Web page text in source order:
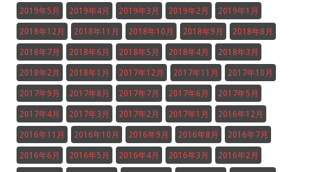
2019年5月 2019年4月 2019年3月 2019年2月 2019年1月
2018年12月 2018年11月 2018年10月 2018年9月 2018年8月
2018年7月 2018年6月 2018年5月 2018年4月 2018年3月
2018年2月 2018年1月 2017年12月 2017年11月 2017年10月
2017年9月 2017年8月 2017年7月 2017年6月 2017年5月
2017年4月 2017年3月 2017年2月 2017年1月 2016年12月
2016年11月 2016年10月 2016年9月 2016年8月 2016年7月
2016年6月 2016年5月 2016年4月 2016年3月 2016年2月